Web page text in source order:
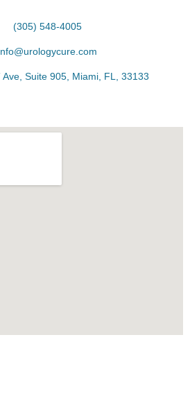
(305) 548-4005
Ave, Suite 905, Miami, FL, 33133